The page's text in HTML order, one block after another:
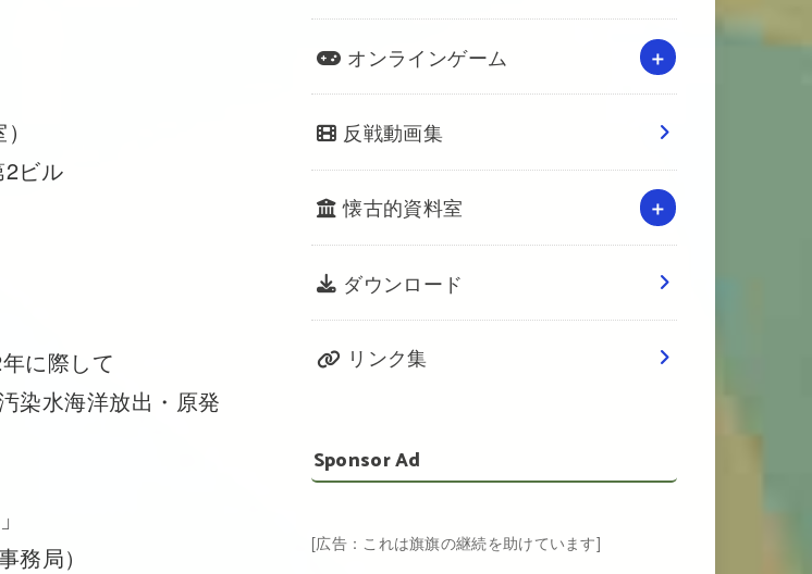
ビル
に際して
水海洋放出・原発
局）
オンラインゲーム
反戦動画集
懐古的資料室
ダウンロード
リンク集
Sponsor Ad
[広告：これは旗旗の継続を助けています]